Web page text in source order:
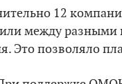
12
между
Это позволяло